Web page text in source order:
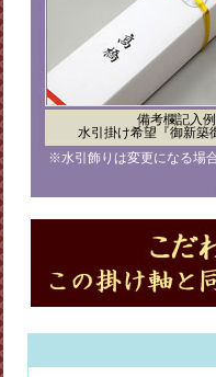
備考欄記入
水引掛け希望『御新築
※水引飾りは変更になる場